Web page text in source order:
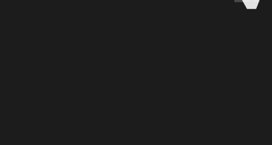
уезжать в другой город.